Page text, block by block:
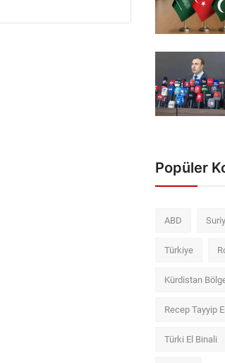
Popüler
ABD
Türkiye
Kürdistan
Recep Tayyip
Türki El Binali